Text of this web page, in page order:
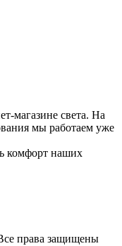
магазине света. На
мы работаем уже
комфорт наших
права защищены